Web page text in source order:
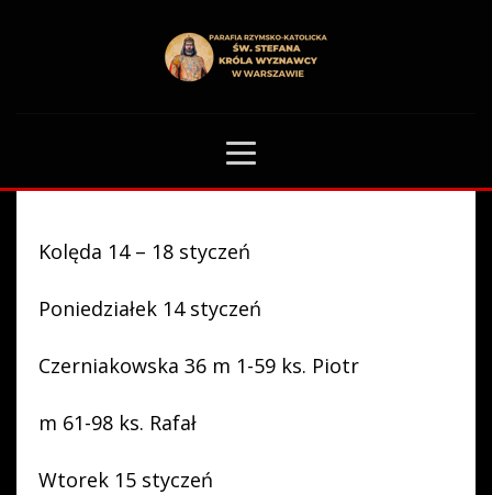
OGŁOSZENIA PARAFIALNE
Kolęda 14 – 18 styczeń
Poniedziałek 14 styczeń
Czerniakowska 36 m 1-59 ks. Piotr
m 61-98 ks. Rafał
Wtorek 15 styczeń